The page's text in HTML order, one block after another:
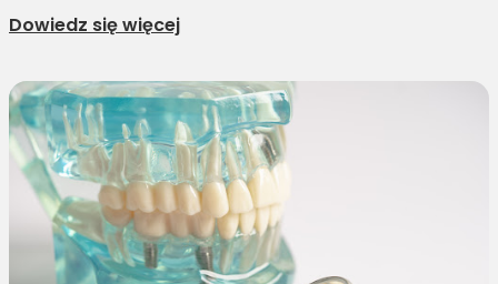
Dowiedz się więcej